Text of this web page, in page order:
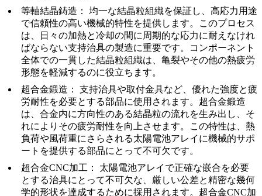
等軸結晶鋳造 ： 均一な結晶粒組織を保証し、高応力用途
で信頼性の高い機械的特性を提供します。このプロセス
は、日々の加熱と冷却の間に周期的な応力に耐えなけれ
ばならない支持治具の製造に重要です。コンポーネント
全体での一貫した結晶粒組織は、 亀裂やその他の熱疲労
形態を軽減するのに役立ちます。
超合金鍛造 ： 支持治具や取付金具など、優れた強度と疲
労耐性を必要とする部品に使用されます。 超合金鍛造
は、合金内に方向性のある結晶粒の流れを生み出し、そ
れにより その疲労耐性を向上させます。この特性は、熱
負荷や風荷重にさらされる太陽電池アレイに機械的サポ
ートを提供する部品にとって不可欠です。
超合金CNC加工 ： 太陽電池アレイで正確な嵌合を必要
とする治具にとって不可欠な、 厳しい公差と精密な幾何
学的形状を達成するために採用されます。 超合金CNC加